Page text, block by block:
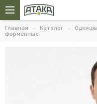
Главная Каталог Одежда
форменные